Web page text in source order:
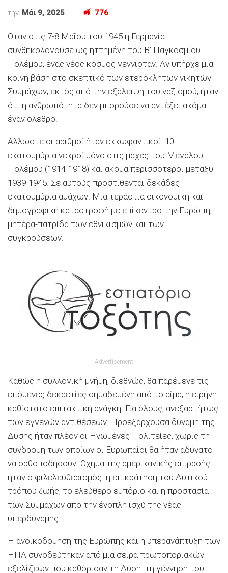
την Μάι 9, 2025 776
Oταν στις 7-8 Μαΐου του 1945 η Γερμανία
συνθηκολογούσε ως ηττημένη του Β’ Παγκοσμίου
Πολέμου, ένας νέος κόσμος γεννιόταν. Αν υπήρχε μια
κοινή βάση στο σκεπτικό των ετερόκλητων νικητών
Συμμάχων, εκτός από την εξάλειψη του ναζισμού, ήταν
ότι η ανθρωπότητα δεν μπορούσε να αντέξει ακόμα
έναν όλεθρο.
Aλλωστε οι αριθμοί ήταν εκκωφαντικοί: 10
εκατομμύρια νεκροί μόνο στις μάχες του Μεγάλου
Πολέμου (1914-1918) και ακόμα περισσότεροι μεταξύ
1939-1945. Σε αυτούς προστίθενται δεκάδες
εκατομμύρια αμάχων. Μια τεράστια οικονομική και
δημογραφική καταστροφή με επίκεντρο την Ευρώπη,
μητέρα-πατρίδα των εθνικισμών και των
συγκρούσεων.
Advertisement
Καθώς η συλλογική μνήμη, διεθνώς, θα παρέμενε τις
επόμενες δεκαετίες σημαδεμένη από το αίμα, η ειρήνη
καθίστατο επιτακτική ανάγκη. Για όλους, ανεξαρτήτως
των εγγενών αντιθέσεων. Προεξάρχουσα δύναμη της
Δύσης ήταν πλέον οι Ηνωμένες Πολιτείες, χωρίς τη
συνδρομή των οποίων οι Ευρωπαίοι θα ήταν αδύνατο
να ορθοποδήσουν. Οχημα της αμερικανικής επιρροής
ήταν ο φιλελευθερισμός: η επικράτηση του Δυτικού
τρόπου ζωής, το ελεύθερο εμπόριο και η προστασία
των Συμμάχων από την ένοπλη ισχύ της νέας
υπερδύναμης.
Η ανοικοδόμηση της Ευρώπης και η υπερανάπτυξη των
ΗΠΑ συνοδεύτηκαν από μια σειρά πρωτοποριακών
εξελίξεων που καθόρισαν τη Δύση: τη γέννηση του